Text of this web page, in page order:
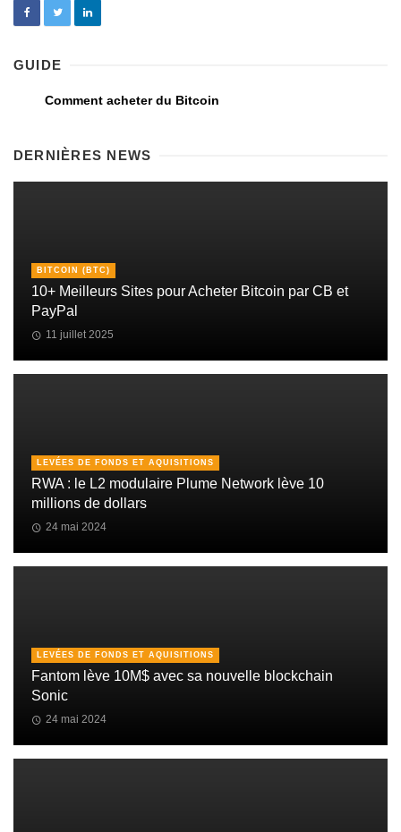
GUIDE
Comment acheter du Bitcoin
DERNIÈRES NEWS
BITCOIN (BTC)
10+ Meilleurs Sites pour Acheter Bitcoin par CB et
PayPal
11 juillet 2025
LEVÉES DE FONDS ET AQUISITIONS
RWA : le L2 modulaire Plume Network lève 10
millions de dollars
24 mai 2024
LEVÉES DE FONDS ET AQUISITIONS
Fantom lève 10M$ avec sa nouvelle blockchain
Sonic
24 mai 2024